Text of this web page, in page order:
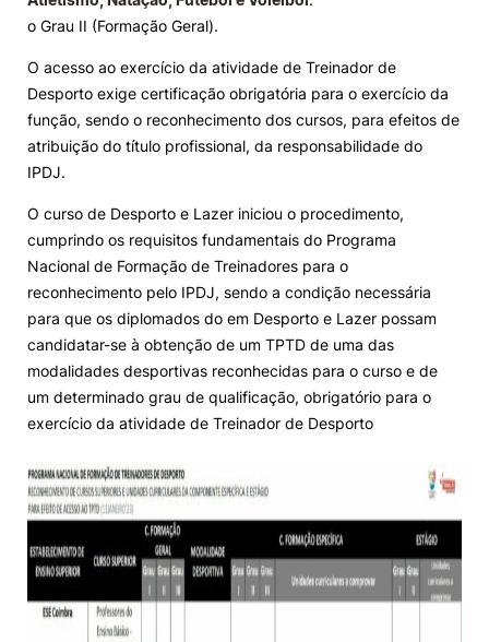
Elogio / Sugestão / Reclamação Contactos Denúncias
©2026 Instituto Politécnico de Coimbra. Todos os direitos reservados.
o Grau II (Formação Geral).
O acesso ao exercício da atividade de Treinador de
Desporto exige certificação obrigatória para o exercício da
função, sendo o reconhecimento dos cursos, para efeitos de
atribuição do título profissional, da responsabilidade do
IPDJ.
O curso de Desporto e Lazer iniciou o procedimento,
cumprindo os requisitos fundamentais do Programa
Nacional de Formação de Treinadores para o
reconhecimento pelo IPDJ, sendo a condição necessária
para que os diplomados do em Desporto e Lazer possam
candidatar-se à obtenção de um TPTD de uma das
modalidades desportivas reconhecidas para o curso e de
um determinado grau de qualificação, obrigatório para o
exercício da atividade de Treinador de Desporto